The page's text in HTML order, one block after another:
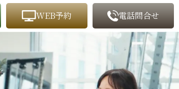
WEB予約 電話問合せ